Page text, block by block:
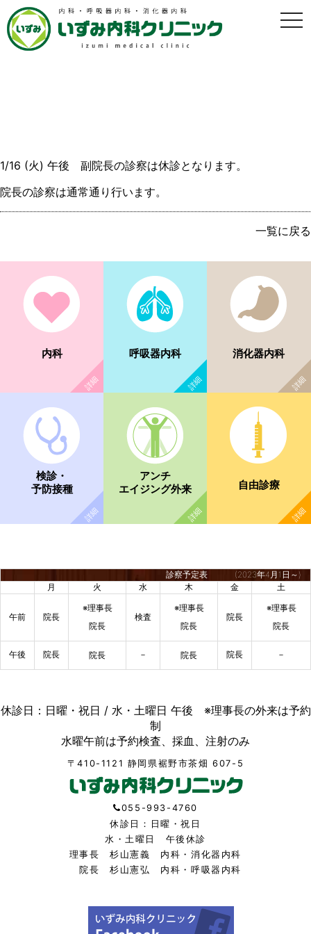
t
o
1/16 (火) 午後 副院長の診察は休診となります。
院長の診察は通常通り行います。
一覧に戻る
内科 呼吸器内科 消化器内科
検診・
予防接種
アンチ
エイジング外来
自由診療
診察予定表 (2023年4月1日～)
月
火 水 木 金 土
午前 院長
※理事長
院長
検査
※理事長
院長
院長
※理事長
院長
午後 院長 院長 － 院長 院長 －
休診日：日曜・祝日 / 水・土曜日 午後 ※理事長の外来は予約
制
水曜午前は予約検査、採血、注射のみ
〒410-1121 静岡県裾野市茶畑 607-5
055-993-4760
休診日：日曜・祝日
水・土曜日 午後休診
理事長 杉山憲義 内科・消化器内科
院長 杉山憲弘 内科・呼吸器内科